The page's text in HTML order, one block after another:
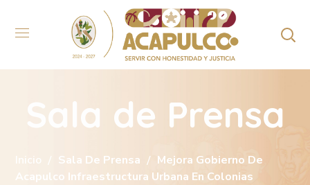
Sala de Prensa
Inicio Sala De Prensa
Mejora Gobierno De
Acapulco Infraestructura Urbana En Colonias